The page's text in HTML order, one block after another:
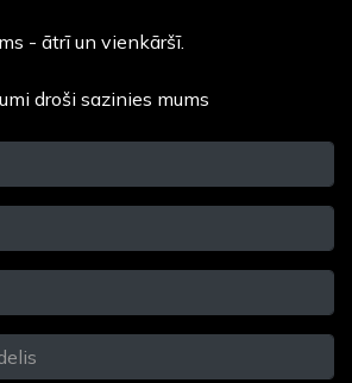
- ātrī un vienkāršī.
droši sazinies mums